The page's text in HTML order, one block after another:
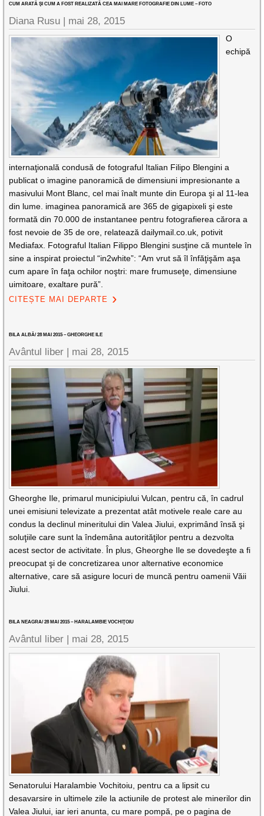
CUM ARATĂ ŞI CUM A FOST REALIZATĂ CEA MAI MARE FOTOGRAFIE DIN LUME – FOTO
Diana Rusu | mai 28, 2015
O
echipă
internaţională condusă de fotograful Italian Filipo Blengini a
publicat o imagine panoramică de dimensiuni impresionante a
masivului Mont Blanc, cel mai înalt munte din Europa şi al 11-lea
din lume. imaginea panoramică are 365 de gigapixeli şi este
formată din 70.000 de instantanee pentru fotografierea cărora a
fost nevoie de 35 de ore, relatează dailymail.co.uk, potivit
Mediafax. Fotograful Italian Filippo Blengini susţine că muntele în
sine a inspirat proiectul “in2white”: “Am vrut să îl înfăţişăm aşa
cum apare în faţa ochilor noştri: mare frumuseţe, dimensiune
uimitoare, exaltare pură”.
CITEȘTE MAI DEPARTE
BILA ALBĂ/ 28 MAI 2015 – GHEORGHE ILE
Avântul liber | mai 28, 2015
Gheorghe Ile, primarul municipiului Vulcan, pentru că, în cadrul
unei emisiuni televizate a prezentat atât motivele reale care au
condus la declinul mineritului din Valea Jiului, exprimând însă şi
soluţiile care sunt la îndemâna autorităţilor pentru a dezvolta
acest sector de activitate. În plus, Gheorghe Ile se dovedeşte a fi
preocupat şi de concretizarea unor alternative economice
alternative, care să asigure locuri de muncă pentru oamenii Văii
Jiului.
BILA NEAGRA/ 28 MAI 2015 – HARALAMBIE VOCHIŢOIU
Avântul liber | mai 28, 2015
Senatorului Haralambie Vochitoiu, pentru ca a lipsit cu
desavarsire in ultimele zile la actiunile de protest ale minerilor din
Valea Jiului, iar ieri anunta, cu mare pompă, pe o pagina de